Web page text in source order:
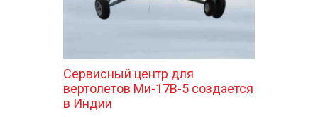
Сервисный центр для
вертолетов Ми-17В-5 создается
в Индии